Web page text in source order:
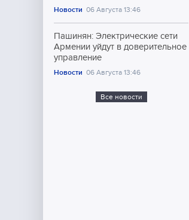
Новости 06 Августа 13:46
Пашинян: Электрические сети
Армении уйдут в доверительное
управление
Новости 06 Августа 13:46
Все новости